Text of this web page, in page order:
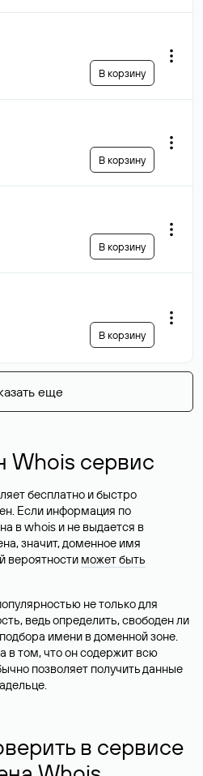
В корзину
В корзину
В корзину
В корзину
еще
Whois сервис
бесплатно и быстро
Если информация по
в whois и не выдается в
значит, доменное имя
вероятности может быть
не только для
ведь определить, свободен ли
имени в доменной зоне.
в том, что он содержит всю
позволяет получить данные
в сервисе